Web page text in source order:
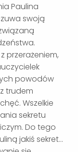
Paulina
swoją
przerażeniem,
powodów
trudem
Wszelkie
sekretu
Do tego
jakiś sekret…